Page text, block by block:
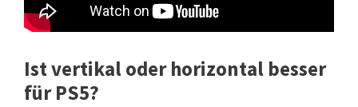
Ist vertikal oder horizontal besser
für PS5?